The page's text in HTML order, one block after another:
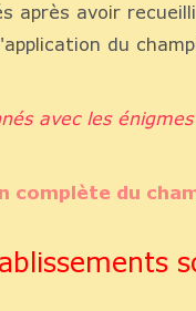
après avoir
du
avec les
complète du